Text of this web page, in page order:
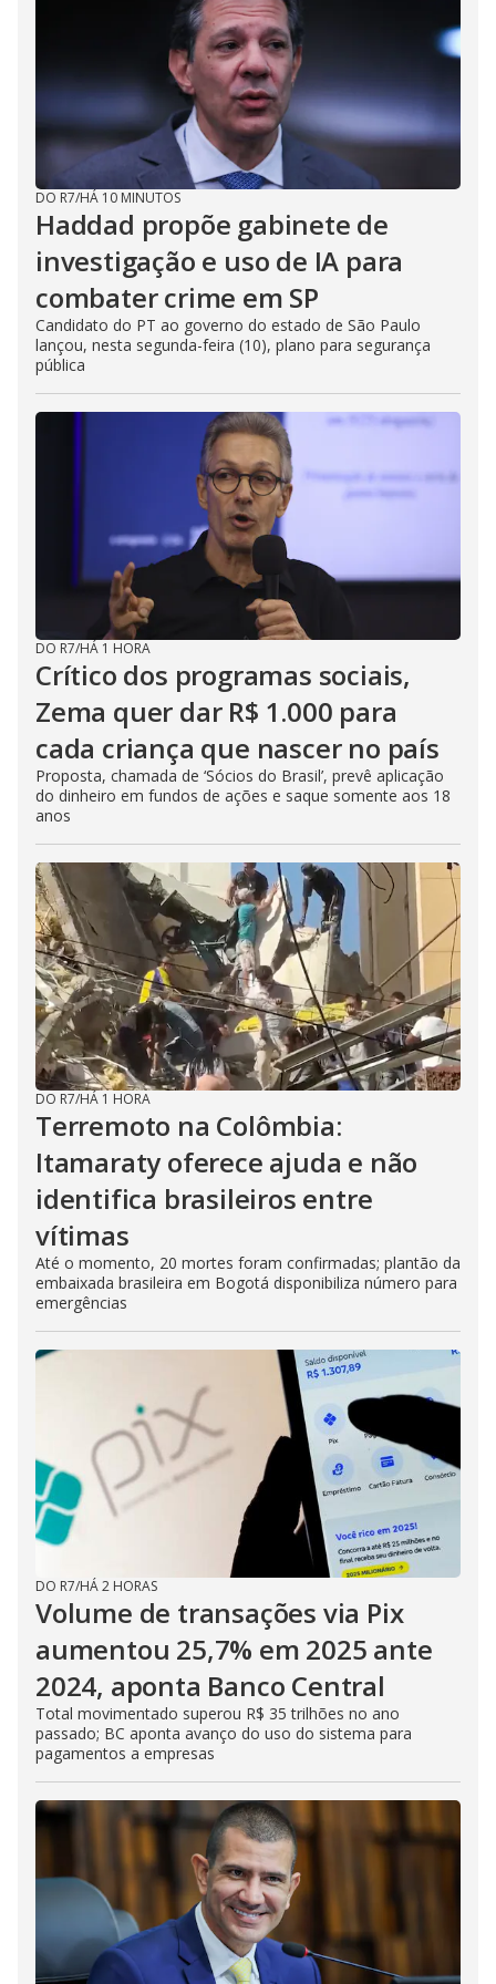
d
e
o
DO R7/HÁ 10 MINUTOS
Haddad propõe gabinete de
investigação e uso de IA para
combater crime em SP
Candidato do PT ao governo do estado de São Paulo
lançou, nesta segunda-feira (10), plano para segurança
pública
DO R7/HÁ 1 HORA
Crítico dos programas sociais,
Zema quer dar R$ 1.000 para
cada criança que nascer no país
Proposta, chamada de ‘Sócios do Brasil’, prevê aplicação
do dinheiro em fundos de ações e saque somente aos 18
anos
DO R7/HÁ 1 HORA
Terremoto na Colômbia:
Itamaraty oferece ajuda e não
identifica brasileiros entre
vítimas
Até o momento, 20 mortes foram confirmadas; plantão da
embaixada brasileira em Bogotá disponibiliza número para
emergências
DO R7/HÁ 2 HORAS
Volume de transações via Pix
aumentou 25,7% em 2025 ante
2024, aponta Banco Central
Total movimentado superou R$ 35 trilhões no ano
passado; BC aponta avanço do uso do sistema para
pagamentos a empresas